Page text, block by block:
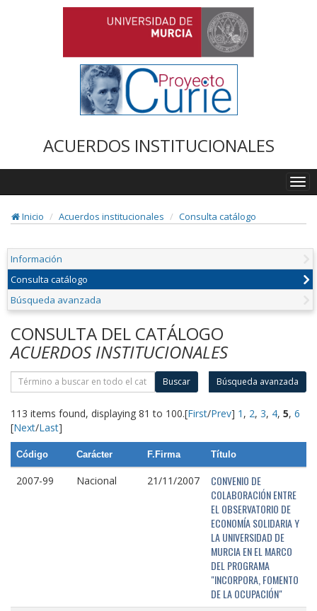
ACUERDOS INSTITUCIONALES
Inicio
Acuerdos institucionales Consulta catálogo
Información
Consulta catálogo
Búsqueda avanzada
CONSULTA DEL CATÁLOGO
ACUERDOS INSTITUCIONALES
Buscar Búsqueda avanzada
113 items found, displaying 81 to 100.[First/Prev] 1 , 2, 3, 4, 5, 6
[Next/Last]
Código Carácter F.Firma Título
2007-99 Nacional 21/11/2007
CONVENIO DE
COLABORACIÓN ENTRE
EL OBSERVATORIO DE
ECONOMÍA SOLIDARIA Y
LA UNIVERSIDAD DE
MURCIA EN EL MARCO
DEL PROGRAMA
"INCORPORA, FOMENTO
DE LA OCUPACIÓN"